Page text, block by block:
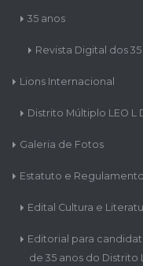
35 anos
Revista Digital dos
Lions Internacional
Distrito Múltiplo LEO L
Galeria de Fotos
Estatuto e Regulamento
Edital Cultura e
Editorial para
de 35 anos do Distrito